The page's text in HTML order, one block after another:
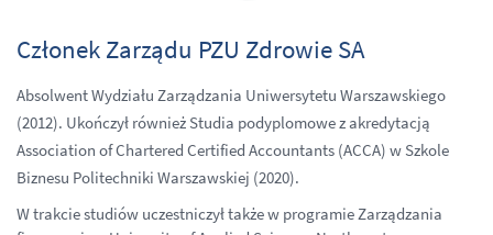
Członek Zarządu PZU Zdrowie SA
Absolwent Wydziału Zarządzania Uniwersytetu Warszawskiego
(2012). Ukończył również Studia podyplomowe z akredytacją
Association of Chartered Certified Accountants (ACCA) w Szkole
Biznesu Politechniki Warszawskiej (2020).
W trakcie studiów uczestniczył także w programie Zarządzania